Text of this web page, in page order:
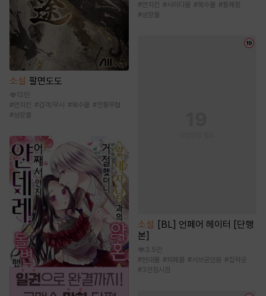
소설 팔면도도
12만
#먼치킨 #검객/무사 #복수물 #전통무협
#성장물
#먼치킨 #사이다물 #복수물 #통쾌함
#성장물
소설
[BL] 언페어 헤이터 [단행
본]
3.5만
#현대물 #피폐물 #서브공있음 #집착공
#3인칭시점